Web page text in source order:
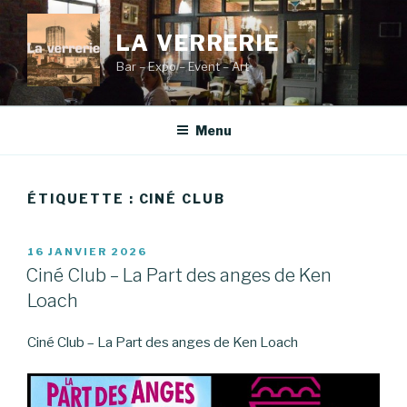
contenu
principal
LA VERRERIE
Bar – Expo – Event – Art
Menu
ÉTIQUETTE : CINÉ CLUB
PUBLIÉ
LE
16 JANVIER 2026
Ciné Club – La Part des anges de Ken
Loach
Ciné Club – La Part des anges de Ken Loach